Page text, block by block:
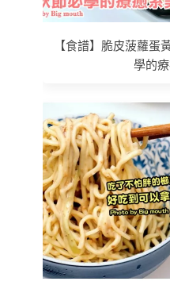
【食譜】脆皮菠蘿蛋
學的